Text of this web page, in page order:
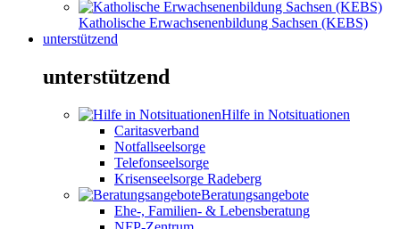
Katholische Erwachsenenbildung Sachsen (KEBS)
unterstützend
unterstützend
Hilfe in Notsituationen
Caritasverband
Notfallseelsorge
Telefonseelsorge
Krisenseelsorge Radeberg
Beratungsangebote
Ehe-, Familien- & Lebensberatung